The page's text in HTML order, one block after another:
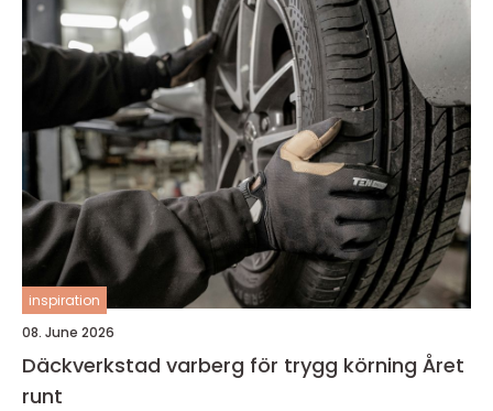
inspiration
08. June 2026
Däckverkstad varberg för trygg körning Året
runt